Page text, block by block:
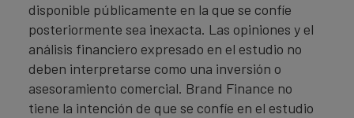
disponible públicamente en la que se confíe
posteriormente sea inexacta. Las opiniones y el
análisis financiero expresado en el estudio no
deben interpretarse como una inversión o
asesoramiento comercial. Brand Finance no
tiene la intención de que se confíe en el estudio